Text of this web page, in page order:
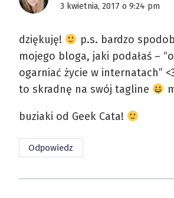
3 kwietnia, 2017 o 9:24 pm
dziękuję!
p.s. bardzo
mojego bloga, jaki podałaś –
ogarniać życie w internatach”
to skradnę na swój tagline
buziaki od Geek Cata!
Odpowiedz